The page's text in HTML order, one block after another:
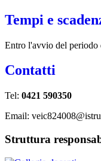
Tempi e
Entro l'avvio del periodo
Contatti
Tel: 0421 590350
Email:
Struttura